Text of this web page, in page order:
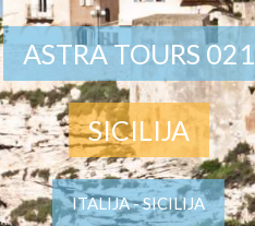
ASTRA TOURS 021
SICILIJA
ITALIJA - SICILIJA